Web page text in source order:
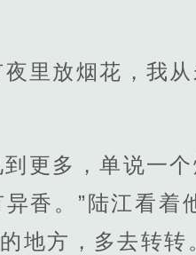
里放烟花，我
更多，单说一
香。”陆江看着
地方，多去转转